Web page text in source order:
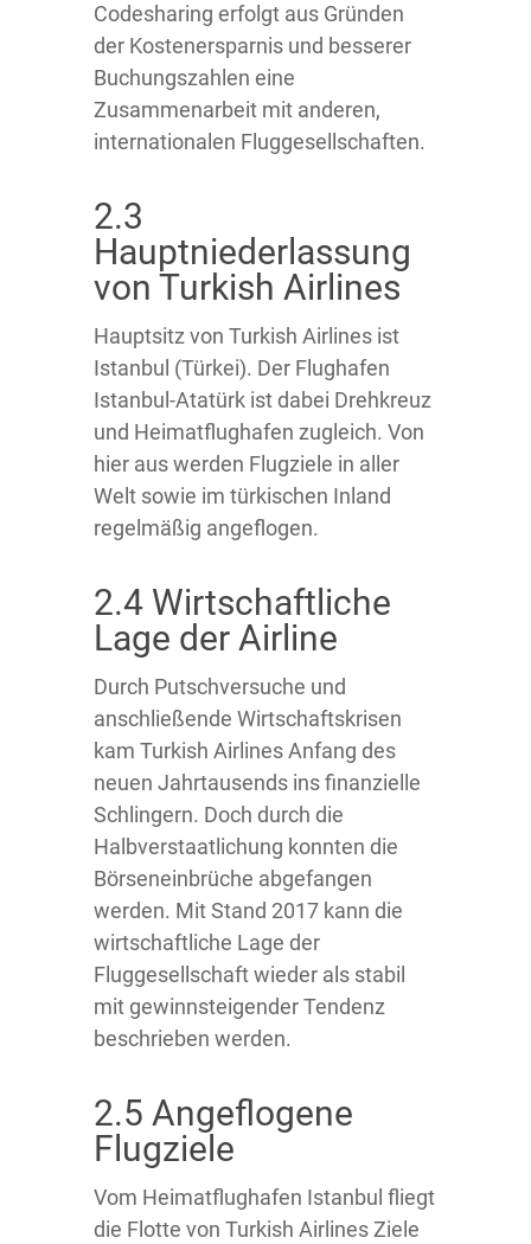
Codesharing erfolgt aus Gründen
der Kostenersparnis und besserer
Buchungszahlen eine
Zusammenarbeit mit anderen,
internationalen Fluggesellschaften.
2.3
Hauptniederlassung
von Turkish Airlines
Hauptsitz von Turkish Airlines ist
Istanbul (Türkei). Der Flughafen
Istanbul-Atatürk ist dabei Drehkreuz
und Heimatflughafen zugleich. Von
hier aus werden Flugziele in aller
Welt sowie im türkischen Inland
regelmäßig angeflogen.
2.4 Wirtschaftliche
Lage der Airline
Durch Putschversuche und
anschließende Wirtschaftskrisen
kam Turkish Airlines Anfang des
neuen Jahrtausends ins finanzielle
Schlingern. Doch durch die
Halbverstaatlichung konnten die
Börseneinbrüche abgefangen
werden. Mit Stand 2017 kann die
wirtschaftliche Lage der
Fluggesellschaft wieder als stabil
mit gewinnsteigender Tendenz
beschrieben werden.
2.5 Angeflogene
Flugziele
Vom Heimatflughafen Istanbul fliegt
die Flotte von Turkish Airlines Ziele